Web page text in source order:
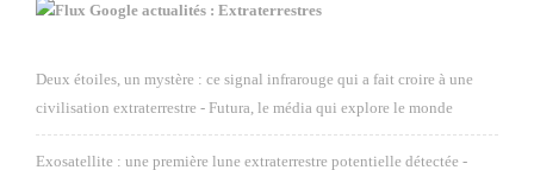
Google actualités : Extraterrestres
Deux étoiles, un mystère : ce signal infrarouge qui a fait croire à une
civilisation extraterrestre - Futura, le média qui explore le monde
Exosatellite : une première lune extraterrestre potentielle détectée -